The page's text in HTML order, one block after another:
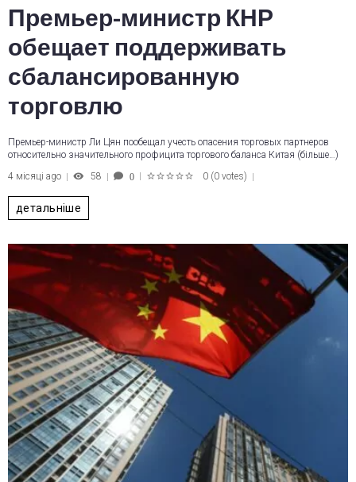
Премьер-министр КНР
обещает поддерживать
сбалансированную
торговлю
Премьер-министр Ли Цян пообещал учесть опасения торговых партнеров
относительно значительного профицита торгового баланса Китая (більше…)
4 місяці ago
58 0 0 (0 votes)
детальніше